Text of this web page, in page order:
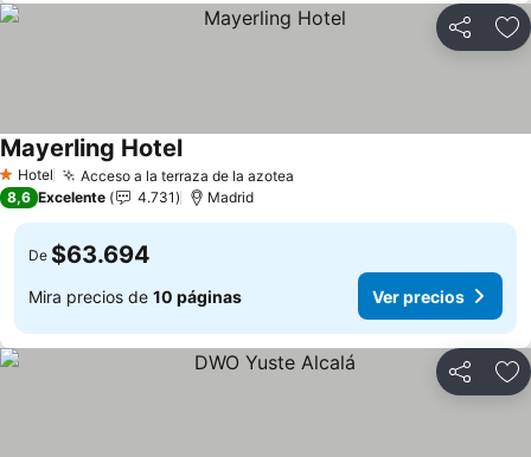
Compartir
1 Estrellas
Hotel Acceso a la terraza de la azotea
Mayerling Hotel
8,6 Excelente 4.731 Madrid
De $63.694
Mira precios de 10 páginas Ver precios
Compartir